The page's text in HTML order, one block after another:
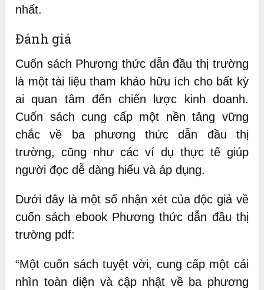
nhất.
Đánh giá
Cuốn sách Phương thức dẫn đầu thị trường
là một tài liệu tham khảo hữu ích cho bất kỳ
ai quan tâm đến chiến lược kinh doanh.
Cuốn sách cung cấp một nền tảng vững
chắc về ba phương thức dẫn đầu thị
trường, cũng như các ví dụ thực tế giúp
người đọc dễ dàng hiểu và áp dụng.
Dưới đây là một số nhận xét của độc giả về
cuốn sách ebook Phương thức dẫn đầu thị
trường pdf:
“Một cuốn sách tuyệt vời, cung cấp một cái
nhìn toàn diện và cập nhật về ba phương